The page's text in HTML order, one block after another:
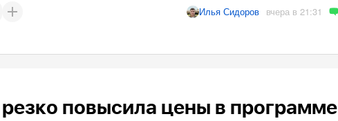
Илья Сидоров вчера в 21:31
повысила цены в программе